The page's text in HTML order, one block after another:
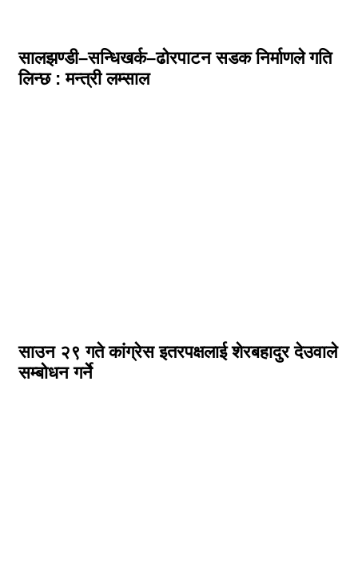
सालझण्डी–सन्धिखर्क–ढोरपाटन सडक निर्माणले गति
लिन्छ : मन्त्री लम्साल
साउन २९ गते कांग्रेस इतरपक्षलाई शेरबहादुर देउवाले
सम्बोधन गर्ने